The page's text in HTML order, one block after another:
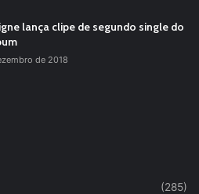
lança clipe de segundo single do
de 2018
(285)